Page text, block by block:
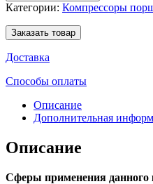
Категории: Компрессоры
Заказать товар
Доставка
Способы оплаты
Описание
Дополнительная
Описание
Сферы применения данного